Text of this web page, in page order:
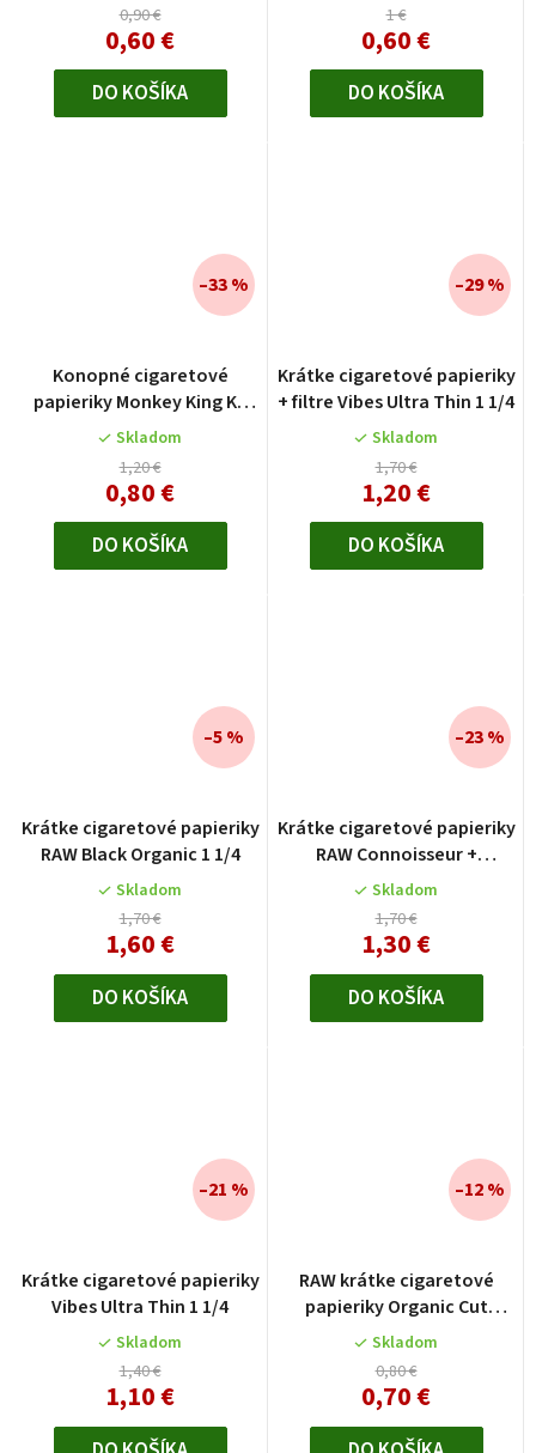
0,90 €
0,60 €
DO KOŠÍKA
1 €
0,60 €
DO KOŠÍKA
Konopné cigaretové
papieriky Monkey King KS
Slim
Skladom
1,20 €
0,80 €
–33 %
DO KOŠÍKA
Krátke cigaretové papieriky
+ filtre Vibes Ultra Thin 1 1/4
Skladom
1,70 €
1,20 €
–29 %
DO KOŠÍKA
Krátke cigaretové papieriky
RAW Black Organic 1 1/4
Skladom
1,70 €
1,60 €
–5 %
DO KOŠÍKA
Krátke cigaretové papieriky
RAW Connoisseur +
predrolované filtre
Skladom
1,70 €
1,30 €
–23 %
DO KOŠÍKA
Krátke cigaretové papieriky
Vibes Ultra Thin 1 1/4
Skladom
1,40 €
1,10 €
–21 %
RAW krátke cigaretové
papieriky Organic Cut
Corners
Skladom
0,80 €
0,70 €
–12 %